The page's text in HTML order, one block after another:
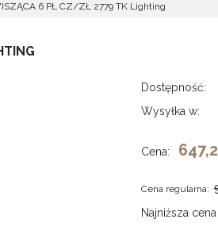
6 PŁ CZ/ZŁ 2779 TK Lighting
Dostępność:
Wysyłka w:
Cena:
Cena regularna:
Najniższa